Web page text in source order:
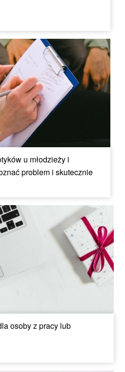
u młodzieży i
problem i skutecznie
osoby z pracy lub